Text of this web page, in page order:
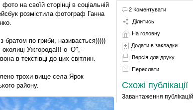
фото на своїй сторінці в соціальній
розмістила фотограф Ганна
братом по гриби, називається)))))
околиці Ужгорода!!! о_О", -
в текстівці до цих світлин.
трохи вище села Ярок
району.
2 Коментувати
Ділитись
На головну
Додати в закладки
Версія для друку
Переслати
Схожі публікації
Завантаження